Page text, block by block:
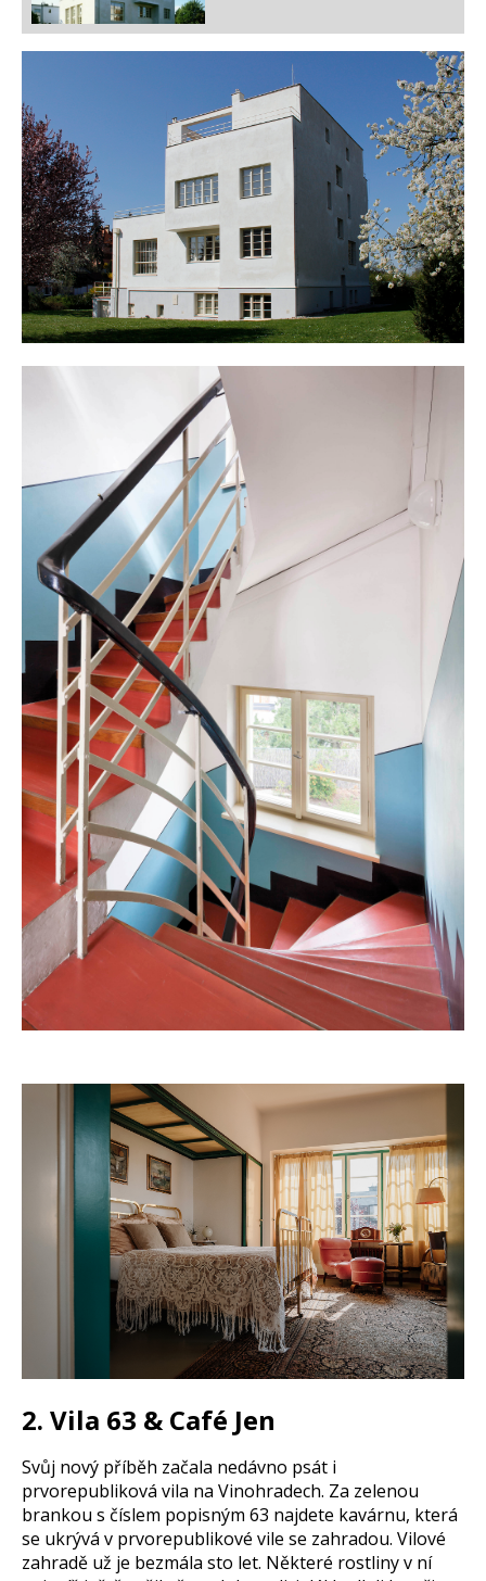
2. Vila 63 & Café Jen
Svůj nový příběh začala nedávno psát i
prvorepubliková vila na Vinohradech. Za zelenou
brankou s číslem popisným 63 najdete kavárnu, která
se ukrývá v prvorepublikové vile se zahradou. Vilové
zahradě už je bezmála sto let. Některé rostliny v ní